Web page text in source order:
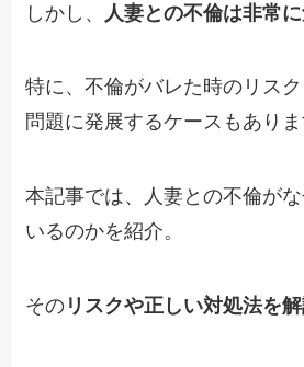
しかし、 人妻との不倫は非常
特に、不倫がバレた時のリス
問題に発展するケースもありま
本記事では、人妻との不倫が
いるのかを紹介。
その リスクや正しい対処法を